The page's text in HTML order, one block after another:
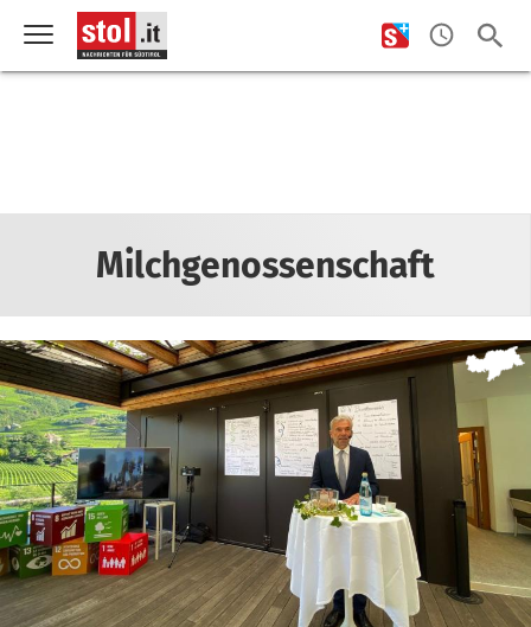
Milchgenossenschaft